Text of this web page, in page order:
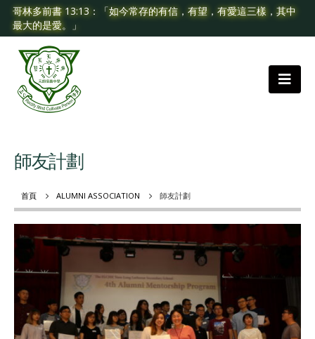
哥林多前書 13:13：「如今常存的有信，有望，有愛這三樣，其中
最大的是愛。」
首頁 ALUMNI ASSOCIATION 師友計劃
師友計劃